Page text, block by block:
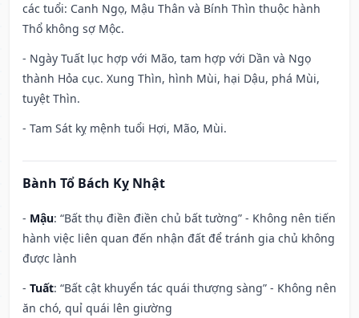
các tuổi: Canh Ngọ, Mậu Thân và Bính Thìn thuộc hành
Thổ không sợ Mộc.
- Ngày Tuất lục hợp với Mão, tam hợp với Dần và Ngọ
thành Hỏa cục. Xung Thìn, hình Mùi, hại Dậu, phá Mùi,
tuyệt Thìn.
- Tam Sát kỵ mệnh tuổi Hợi, Mão, Mùi.
Bành Tổ Bách Kỵ Nhật
- Mậu: “Bất thụ điền điền chủ bất tường” - Không nên tiến
hành việc liên quan đến nhận đất để tránh gia chủ không
được lành
- Tuất: “Bất cật khuyển tác quái thượng sàng” - Không nên
ăn chó, quỉ quái lên giường